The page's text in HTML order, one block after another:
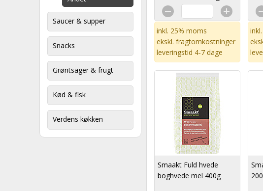
Saucer & supper
Snacks
Grøntsager & frugt
Kød & fisk
Verdens køkken
inkl. 25% moms
ekskl. fragtomkostninger
leveringstid 4-7 dage
Smaakt Fuld hvede
boghvede mel 400g